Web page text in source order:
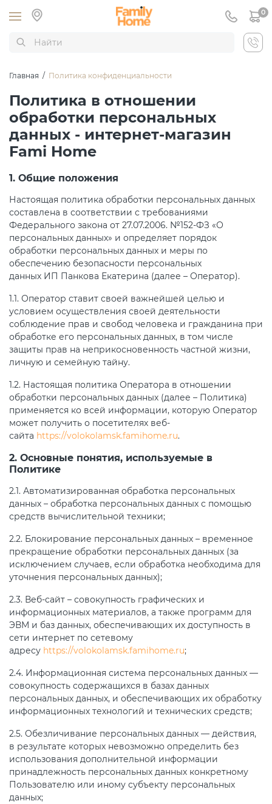
0
Главная / Политика конфиденциальности
Политика в отношении
обработки персональных
данных - интернет-магазин
Fami Home
1. Общие положения
Настоящая политика обработки персональных данных
составлена в соответствии с требованиями
Федерального закона от 27.07.2006. №152-ФЗ «О
персональных данных» и определяет порядок
обработки персональных данных и меры по
обеспечению безопасности персональных
данных ИП Панкова Екатерина (далее – Оператор).
1.1. Оператор ставит своей важнейшей целью и
условием осуществления своей деятельности
соблюдение прав и свобод человека и гражданина при
обработке его персональных данных, в том числе
защиты прав на неприкосновенность частной жизни,
личную и семейную тайну.
1.2. Настоящая политика Оператора в отношении
обработки персональных данных (далее – Политика)
применяется ко всей информации, которую Оператор
может получить о посетителях веб-
сайта https://volokolamsk.famihome.ru.
2. Основные понятия, используемые в
Политике
2.1. Автоматизированная обработка персональных
данных – обработка персональных данных с помощью
средств вычислительной техники;
2.2. Блокирование персональных данных – временное
прекращение обработки персональных данных (за
исключением случаев, если обработка необходима для
уточнения персональных данных);
2.3. Веб-сайт – совокупность графических и
информационных материалов, а также программ для
ЭВМ и баз данных, обеспечивающих их доступность в
сети интернет по сетевому
адресу https://volokolamsk.famihome.ru;
2.4. Информационная система персональных данных —
совокупность содержащихся в базах данных
персональных данных, и обеспечивающих их обработку
информационных технологий и технических средств;
2.5. Обезличивание персональных данных — действия,
в результате которых невозможно определить без
использования дополнительной информации
принадлежность персональных данных конкретному
Пользователю или иному субъекту персональных
данных;